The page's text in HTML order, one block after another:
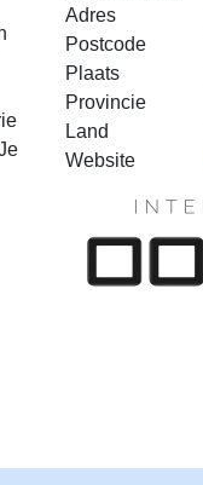
Adres
Postcode
Plaats
Provincie
Land
Website